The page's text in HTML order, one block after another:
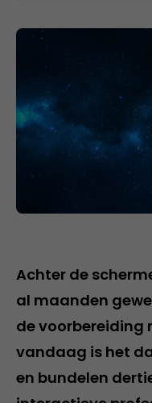
Achter de
al maanden
de voorbereiding
vandaag is het
en bundelen